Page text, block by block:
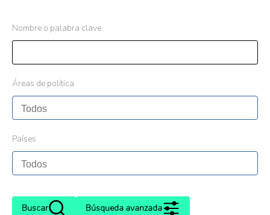
Nombre o palabra clave
Áreas de política
Países
Buscar Búsqueda avanzada